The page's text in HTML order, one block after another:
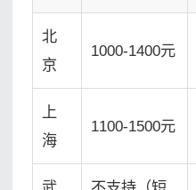
北
京
1000-1400元
上
海
1100-1500元